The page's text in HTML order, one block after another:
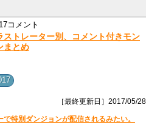
17コメント
ストレーター別、コメント付きモン
まとめ
［最終更新日］2017/05/28
特別ダンジョンが配信されるみたい。